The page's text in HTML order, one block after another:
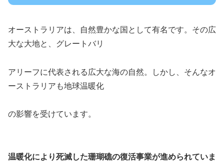
オーストラリアは、自然豊かな国として有名です。その広
大な大地と、グレートバリ
アリーフに代表される広大な海の自然。しかし、そんなオ
ーストラリアも地球温暖化
の影響を受けています。
温暖化により死滅した珊瑚礁の復活事業が進められていま